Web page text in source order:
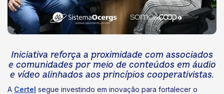
Iniciativa reforça a proximidade com associados
e comunidades por meio de conteúdos em áudio
e vídeo alinhados aos princípios cooperativistas.
A Certel segue investindo em inovação para fortalecer o